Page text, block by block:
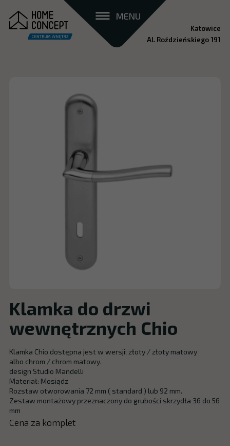
MENU
Katowice
Al. Roździeńskiego 191
Klamka do drzwi
wewnętrznych Chio
Klamka Chio dostępna jest w wersji; złoty / złoty matowy
albo chrom / chrom matowy.
design Studio Mandelli
Materiał: Mosiądz
Rozstaw otworowania 72 mm ( standard ) lub 92 mm.
Zestaw montażowy przeznaczony do grubości skrzydła 36 do 56
mm
Cena za komplet